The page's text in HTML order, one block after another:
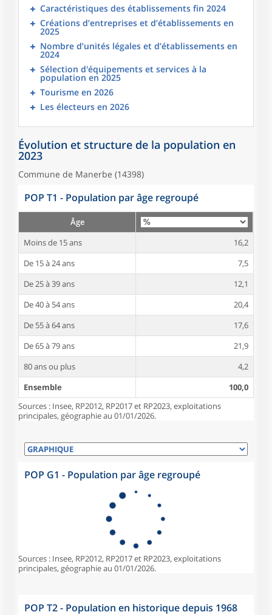
Caractéristiques des établissements fin 2024
Créations d’entreprises et d’établissements en
2025
Nombre d’unités légales et d’établissements en
2024
Sélection d'équipements et services à la
population en 2025
Tourisme en 2026
Les électeurs en 2026
Évolution et structure de la population en
2023
Commune de Manerbe (14398)
POP T1 - Population par âge regroupé
Âge
Moins de 15 ans
16,2
De 15 à 24 ans
7,5
De 25 à 39 ans
12,1
De 40 à 54 ans
20,4
De 55 à 64 ans
17,6
De 65 à 79 ans
21,9
80 ans ou plus
4,2
Ensemble
100,0
Sources : Insee, RP2012, RP2017 et RP2023, exploitations
principales, géographie au 01/01/2026.
POP G1 - Population par âge regroupé
Sources : Insee, RP2012, RP2017 et RP2023, exploitations
principales, géographie au 01/01/2026.
POP T2 - Population en historique depuis 1968